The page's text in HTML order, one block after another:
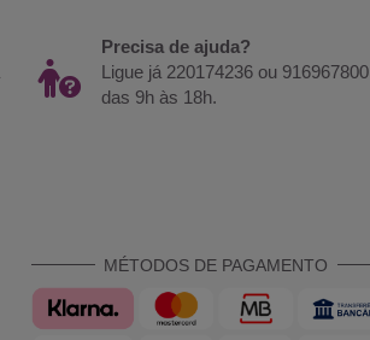
Precisa de ajuda?
Ligue já 220174236 ou 916967800
das 9h às 18h.
MÉTODOS DE PAGAMENTO